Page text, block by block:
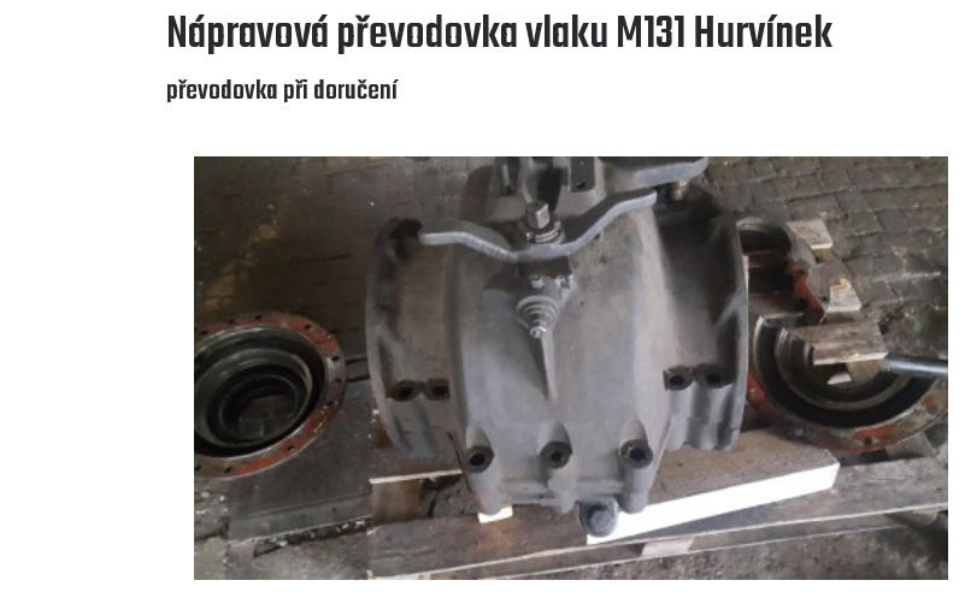
Nápravová převodovka vlaku M131 Hurvínek
převodovka při doručení